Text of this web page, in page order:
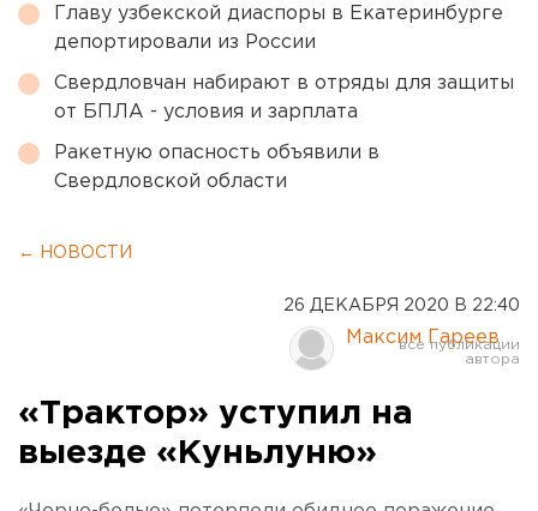
Главу узбекской диаспоры в Екатеринбурге
депортировали из России
Свердловчан набирают в отряды для защиты
от БПЛА - условия и зарплата
Ракетную опасность объявили в
Свердловской области
← НОВОСТИ
26 ДЕКАБРЯ 2020 В 22:40
Максим Гареев
«Трактор» уступил на
выезде «Куньлуню»